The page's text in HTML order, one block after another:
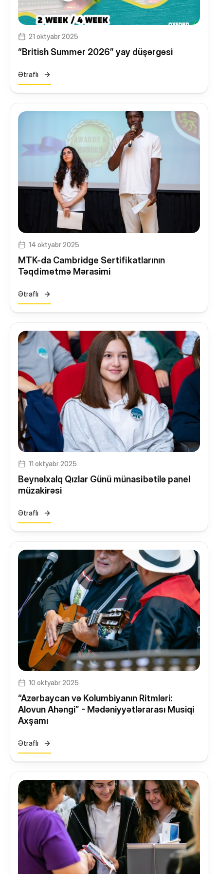
Yeməkxana
Kitabxana
21 oktyabr 2025
“British Summer 2026” yay düşərgəsi
Ətraflı
14 oktyabr 2025
MTK-da Cambridge Sertifikatlarının
Təqdimetmə Mərasimi
Ətraflı
11 oktyabr 2025
Beynəlxalq Qızlar Günü münasibətilə panel
müzakirəsi
Ətraflı
10 oktyabr 2025
“Azərbaycan və Kolumbiyanın Ritmləri:
Alovun Ahəngi” - Mədəniyyətlərarası Musiqi
Axşamı
Ətraflı